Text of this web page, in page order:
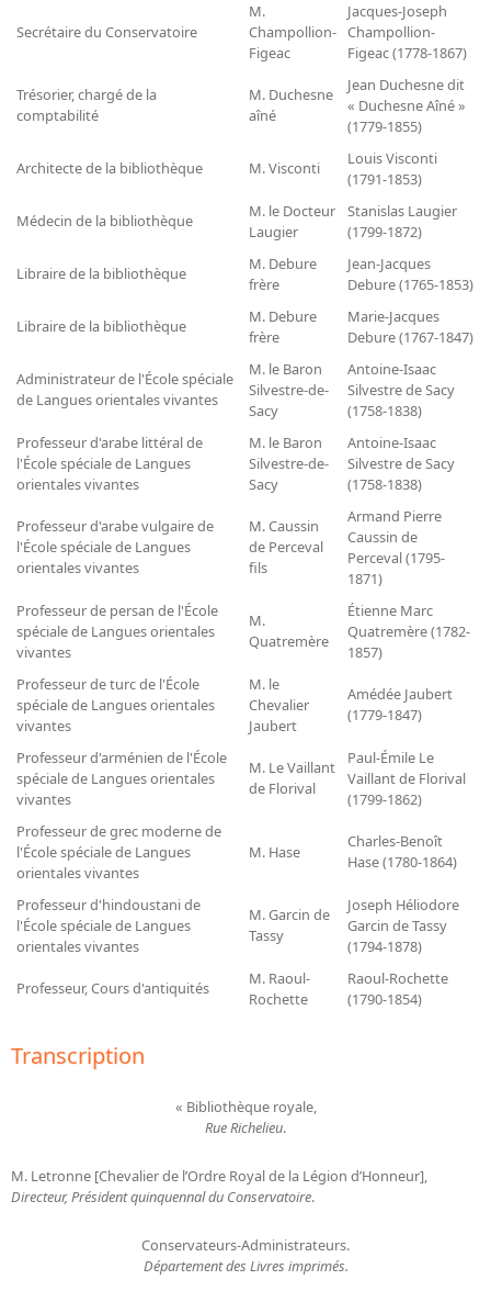
Secrétaire du Conservatoire
M.
Champollion-
Figeac
Jacques-Joseph
Champollion-
Figeac (1778-1867)
Trésorier, chargé de la
comptabilité
M. Duchesne
aîné
Jean Duchesne dit
« Duchesne Aîné »
(1779-1855)
Architecte de la bibliothèque M. Visconti
Louis Visconti
(1791-1853)
Médecin de la bibliothèque
M. le Docteur
Laugier
Stanislas Laugier
(1799-1872)
Libraire de la bibliothèque
M. Debure
frère
Jean-Jacques
Debure (1765-1853)
Libraire de la bibliothèque
M. Debure
frère
Marie-Jacques
Debure (1767-1847)
Administrateur de l'École spéciale
de Langues orientales vivantes
M. le Baron
Silvestre-de-
Sacy
Antoine-Isaac
Silvestre de Sacy
(1758-1838)
Professeur d'arabe littéral de
l'École spéciale de Langues
orientales vivantes
M. le Baron
Silvestre-de-
Sacy
Antoine-Isaac
Silvestre de Sacy
(1758-1838)
Professeur d'arabe vulgaire de
l'École spéciale de Langues
orientales vivantes
M. Caussin
de Perceval
fils
Armand Pierre
Caussin de
Perceval (1795-
1871)
Professeur de persan de l'École
spéciale de Langues orientales
vivantes
M.
Quatremère
Étienne Marc
Quatremère (1782-
1857)
Professeur de turc de l'École
spéciale de Langues orientales
vivantes
M. le
Chevalier
Jaubert
Amédée Jaubert
(1779-1847)
Professeur d'arménien de l'École
spéciale de Langues orientales
vivantes
M. Le Vaillant
de Florival
Paul-Émile Le
Vaillant de Florival
(1799-1862)
Professeur de grec moderne de
l'École spéciale de Langues
orientales vivantes
M. Hase
Charles-Benoît
Hase (1780-1864)
Professeur d'hindoustani de
l'École spéciale de Langues
orientales vivantes
M. Garcin de
Tassy
Joseph Héliodore
Garcin de Tassy
(1794-1878)
Professeur, Cours d'antiquités
M. Raoul-
Rochette
Raoul-Rochette
(1790-1854)
Transcription
« Bibliothèque royale,
Rue Richelieu.
M. Letronne [Chevalier de l’Ordre Royal de la Légion d’Honneur],
Directeur, Président quinquennal du Conservatoire.
Conservateurs-Administrateurs.
Département des Livres imprimés.